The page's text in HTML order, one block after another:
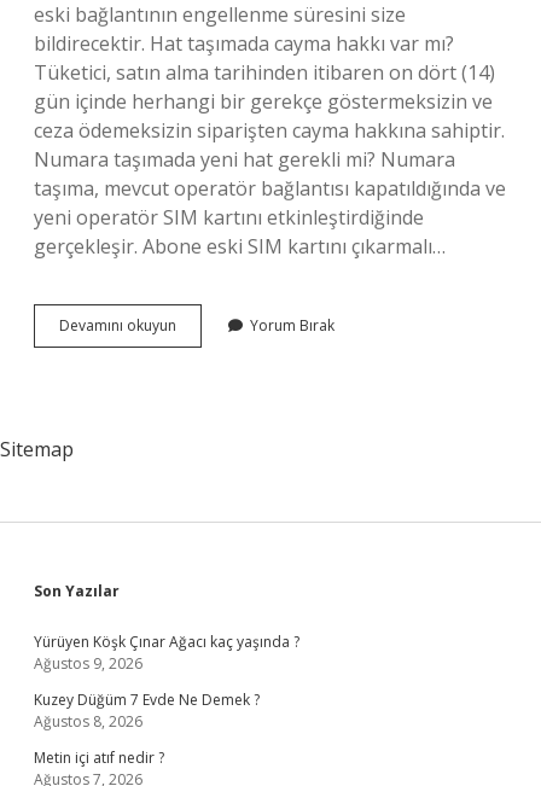
eski bağlantının engellenme süresini size
bildirecektir. Hat taşımada cayma hakkı var mı?
Tüketici, satın alma tarihinden itibaren on dört (14)
gün içinde herhangi bir gerekçe göstermeksizin ve
ceza ödemeksizin siparişten cayma hakkına sahiptir.
Numara taşımada yeni hat gerekli mi? Numara
taşıma, mevcut operatör bağlantısı kapatıldığında ve
yeni operatör SIM kartını etkinleştirdiğinde
gerçekleşir. Abone eski SIM kartını çıkarmalı…
Devamını okuyun Numara
Taşıyınca
Yorum Bırak
Sitemap
Sidebar
Son Yazılar
Yürüyen Köşk Çınar Ağacı kaç yaşında ?
Ağustos 9, 2026
Kuzey Düğüm 7 Evde Ne Demek ?
Ağustos 8, 2026
Metin içi atıf nedir ?
Ağustos 7, 2026